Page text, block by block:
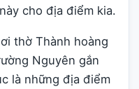
cho địa điểm kia.
thờ Thành hoàng
Nguyên gắn
là những địa điểm